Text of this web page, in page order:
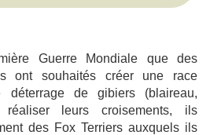
Guerre Mondiale que des
ont souhaités créer une race
déterrage de gibiers (blaireau,
leurs croisements, ils
des Fox Terriers auxquels ils